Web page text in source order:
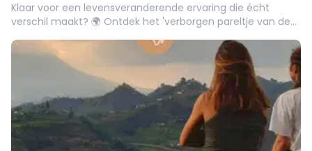
Klaar voor een levensveranderende ervaring die écht
verschil maakt? 🌍 Ontdek het 'verborgen pareltje van de
gemeenschapsontwikkeling en natuurbehoud!